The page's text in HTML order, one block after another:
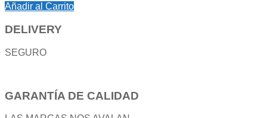
Añadir al Carrito
DELIVERY
SEGURO
GARANTÍA DE CALIDAD